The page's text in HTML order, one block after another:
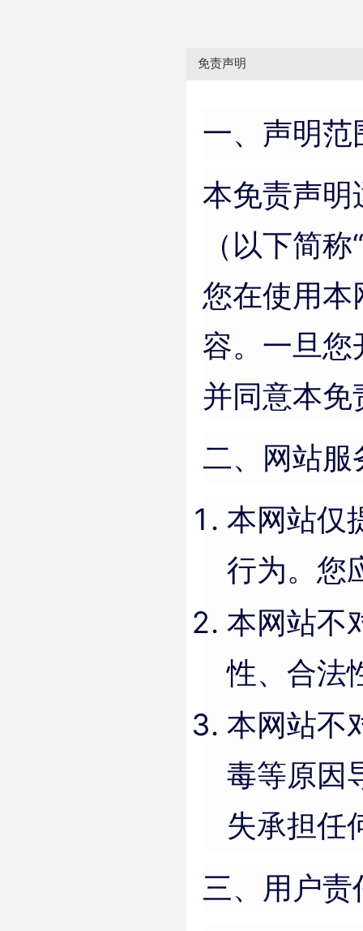
免责声明
一、声明范
本免责声明
（以下简
您在使用
容。一旦
并同意本
二、网站服
本网站仅
行为。您
本网站不
性、合法
本网站不
毒等原因
失承担任
三、用户责